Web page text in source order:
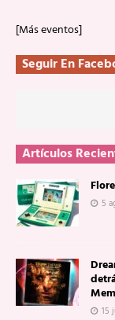
[Más eventos]
Seguir En
Artículos
5
15